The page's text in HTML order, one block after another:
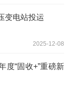
变电站投运
2025-12-08
度“固收+”重磅新